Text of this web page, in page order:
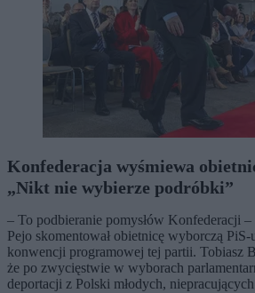
Konfederacja wyśmiewa
„Nikt nie wybierze podróbki”
– To podbieranie pomysłów Konfederacji –
Pejo skomentował obietnicę wyborczą PiS-
konwencji programowej tej partii. Tobiasz
że po zwycięstwie w wyborach
deportacji z Polski młodych,